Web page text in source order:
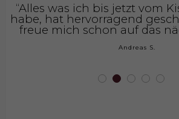
“Alles was ich bis jetzt vom
habe, hat hervorragend
freue mich schon auf das
Andreas S.